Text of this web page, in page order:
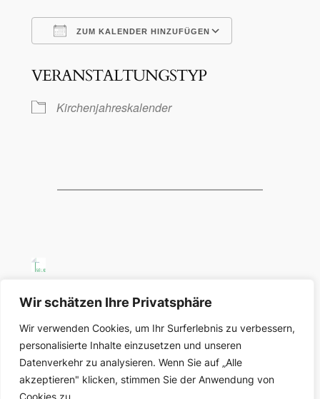
Wir schätzen Ihre Privatsphäre
Wir verwenden Cookies, um Ihr Surferlebnis zu verbessern,
personalisierte Inhalte einzusetzen und unseren
Datenverkehr zu analysieren. Wenn Sie auf „Alle
akzeptieren" klicken, stimmen Sie der Anwendung von
Cookies zu.
ZUM KALENDER HINZUFÜGEN
VERANSTALTUNGSTYP
Kirchenjahreskalender
Region Ost der Selbständigen Evangelisch-
Lutherischen Kirche in Deutschland
Über uns Datenschutz